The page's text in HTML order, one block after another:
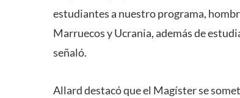
estudiantes a nuestro programa,
Marruecos y Ucrania, además de
señaló.
Allard destacó que el Magíster se